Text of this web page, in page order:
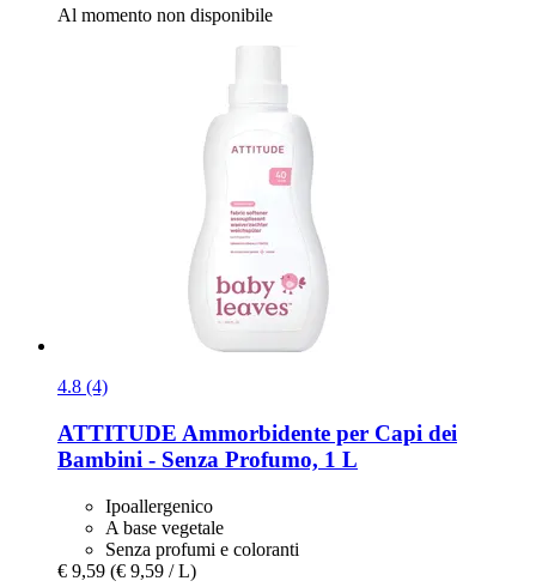
Al momento non disponibile
4.8 (4)
ATTITUDE Ammorbidente per Capi dei
Bambini -​ Senza Profumo, 1 L
Ipoallergenico
A base vegetale
Senza profumi e coloranti
€ 9,59 (€ 9,59 / L)